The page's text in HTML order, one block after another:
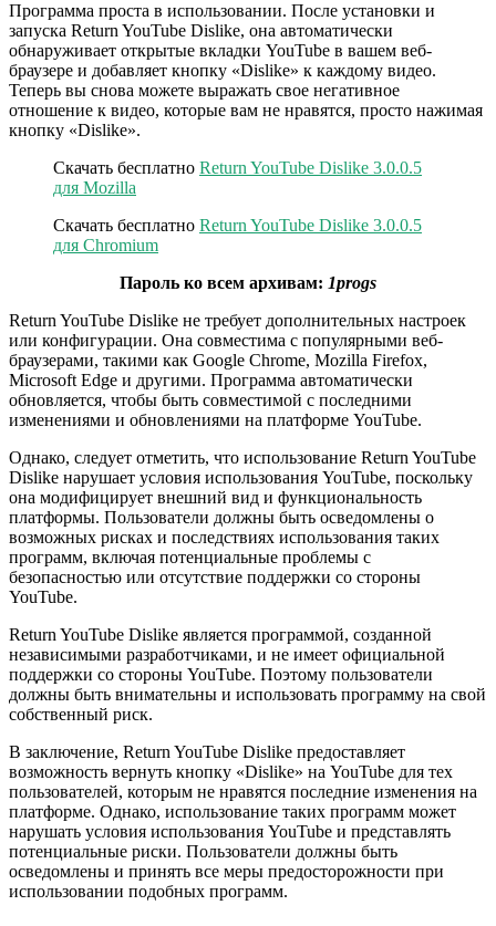
Программа проста в использовании. После установки и
запуска Return YouTube Dislike, она автоматически
обнаруживает открытые вкладки YouTube в вашем веб-
браузере и добавляет кнопку «Dislike» к каждому видео.
Теперь вы снова можете выражать свое негативное
отношение к видео, которые вам не нравятся, просто нажимая
кнопку «Dislike».
Скачать бесплатно Return YouTube Dislike 3.0.0.5
для Mozilla
Скачать бесплатно Return YouTube Dislike 3.0.0.5
для Chromium
Пароль ко всем архивам: 1progs
Return YouTube Dislike не требует дополнительных настроек
или конфигурации. Она совместима с популярными веб-
браузерами, такими как Google Chrome, Mozilla Firefox,
Microsoft Edge и другими. Программа автоматически
обновляется, чтобы быть совместимой с последними
изменениями и обновлениями на платформе YouTube.
Однако, следует отметить, что использование Return YouTube
Dislike нарушает условия использования YouTube, поскольку
она модифицирует внешний вид и функциональность
платформы. Пользователи должны быть осведомлены о
возможных рисках и последствиях использования таких
программ, включая потенциальные проблемы с
безопасностью или отсутствие поддержки со стороны
YouTube.
Return YouTube Dislike является программой, созданной
независимыми разработчиками, и не имеет официальной
поддержки со стороны YouTube. Поэтому пользователи
должны быть внимательны и использовать программу на свой
собственный риск.
В заключение, Return YouTube Dislike предоставляет
возможность вернуть кнопку «Dislike» на YouTube для тех
пользователей, которым не нравятся последние изменения на
платформе. Однако, использование таких программ может
нарушать условия использования YouTube и представлять
потенциальные риски. Пользователи должны быть
осведомлены и принять все меры предосторожности при
использовании подобных программ.